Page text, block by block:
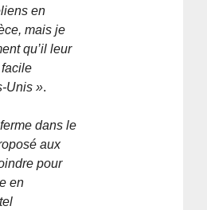
en
mais je
qu’il leur
Unis ».
dans le
aux
pour
en